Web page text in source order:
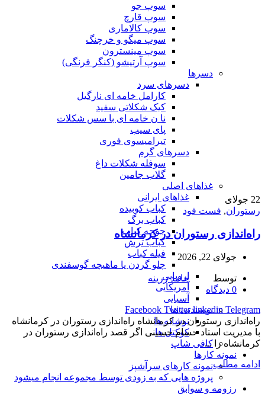
سوپ جو
سوپ قارچ
سوپ کالاماری
سوپ میگو و خرچنگ
سوپ مینسترون
سوپ آرتیشو (کنگر فرنگی)
دسرها
دسرهای سرد
کارامل خامه ای نارگیل
کیک شکلاتی سفید
نا ن خامه ای با سس شکلات
پای سیب
تیرامیسوی فوری
دسرهای گرم
سوفله شکلات داغ
گلاب جامین
غذاهای اصلی
غذاهای ایرانی
کباب کوبیده
کباب برگ
جوجه کباب
کباب ترش
فیله کباب
چلو گردن یا ماهیچه گوسفندی
اروپایی
آمریکایی
آسیایی
نوشیدنی ها
نوشابه ها
کوکتل ها
کافی شاپ
نمونه کارها
نمونه کارهای سرآشپز
پروژه هایی که به زودی توسط مجموعه انجام میشود
رزومه و سوابق
22 جولای
رستوران, فست فود
راه‌اندازی رستوران در کرمانشاه
جولای 22, 2026
توسط
حامد زرینه
0 دیدگاه
Facebook Twitter linkedin Telegram
راه‌اندازی رستوران در کرمانشاه راه‌اندازی رستوران در کرمانشاه
با مدیریت استاد حسام حسینی اگر قصد راه‌اندازی رستوران در
کرمانشاه را ...
ادامه مطلب